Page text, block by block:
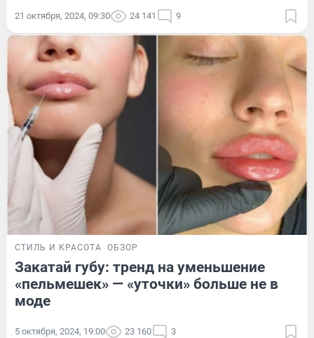
21 октября, 2024, 09:30 24 141 9
СТИЛЬ И КРАСОТА ОБЗОР
Закатай губу: тренд на уменьшение
«пельмешек» — «уточки» больше не в
моде
5 октября, 2024, 19:00 23 160 3